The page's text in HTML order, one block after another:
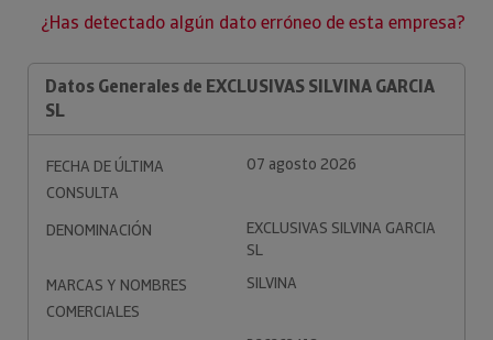
¿Has detectado algún dato erróneo de esta empresa?
Datos Generales de EXCLUSIVAS SILVINA GARCIA
SL
FECHA DE ÚLTIMA
CONSULTA
07 agosto 2026
DENOMINACIÓN
EXCLUSIVAS SILVINA GARCIA
SL
MARCAS Y NOMBRES
COMERCIALES
SILVINA